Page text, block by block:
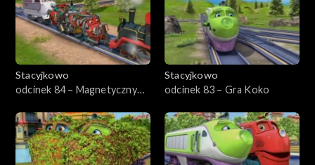
Stacyjkowo
odcinek 84 – Magnetyczny
Stacyjkowo
odcinek 83 – Gra Koko